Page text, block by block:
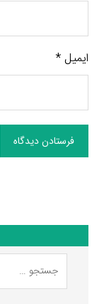
ایمیل*
فرستادن دیدگاه